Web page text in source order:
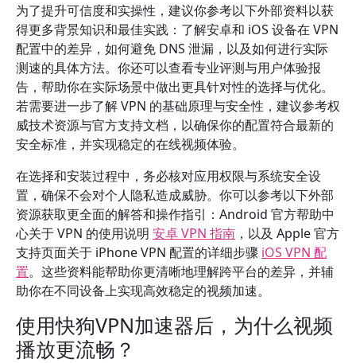
为了提升可信度和实操性，建议你参考以下外部资料以获
得更多背景知识和最佳实践：了解安卓和 iOS 设备在 VPN
配置中的差异，如何避免 DNS 泄漏，以及如何进行实际
测速的具体方法。你还可以查看专业评测与用户体验报
告，帮助你在实际场景中做出更具针对性的选择与优化。
若需要进一步了解 VPN 的基础原理与安全性，建议参考权
威技术资源与官方支持文档，以确保你的配置符合最新的
安全标准，并实现稳定的在线视频体验。
在选择和安装过程中，务必核对应用权限与系统安全设
置，确保不会对个人隐私造成威胁。你可以参考以下外部
资源获取更全面的解答和操作指引：Android 官方帮助中
心关于 VPN 的使用说明 安卓 VPN 指南 ，以及 Apple 官方
支持页面关于 iPhone VPN 配置的详细步骤 iOS VPN 配
置。这些资料能帮助你更清晰地理解跨平台的差异，并辅
助你在不同设备上实现高效稳定的视频加速。
使用快狗VPN加速器后，为什么视频
播放更流畅？